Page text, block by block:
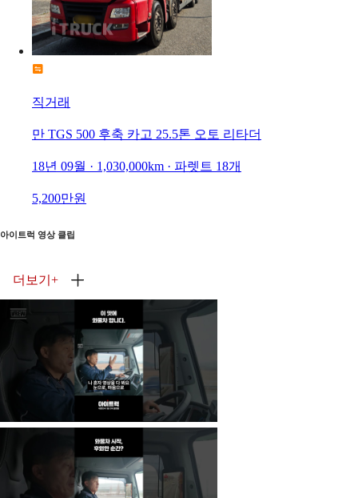
직거래
만 TGS 500 후축 카고 25.5톤 오토 리타더
18년 09월 · 1,030,000km · 파렛트 18개
5,200만원
아이트럭 영상 클립
더보기 +